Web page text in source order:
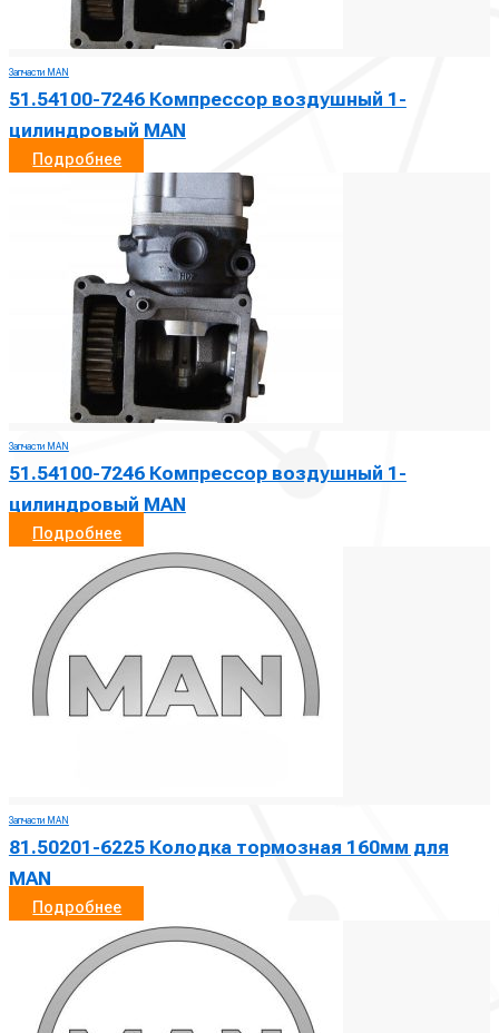
Запчасти MAN
51.54100-7246 Компрессор воздушный 1-
цилиндровый MAN
Подробнее
Запчасти MAN
51.54100-7246 Компрессор воздушный 1-
цилиндровый MAN
Подробнее
Запчасти MAN
81.50201-6225 Колодка тормозная 160мм для
MAN
Подробнее